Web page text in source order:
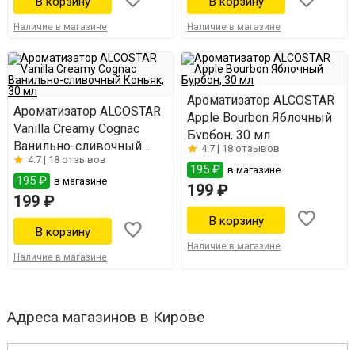
Наличие в магазине Наличие в магазине
Ароматизатор ALCOSTAR
Vanilla Creamy Cognac
Ванильно-сливочный
Коньяк, 30 мл
4.7 | 18 отзывов
195 ₽ в магазине
199 ₽
Наличие в магазине
Ароматизатор ALCOSTAR
Apple Bourbon Яблочный
Бурбон, 30 мл
4.7 | 18 отзывов
195 ₽ в магазине
199 ₽
Наличие в магазине
Адреса магазинов в Кирове